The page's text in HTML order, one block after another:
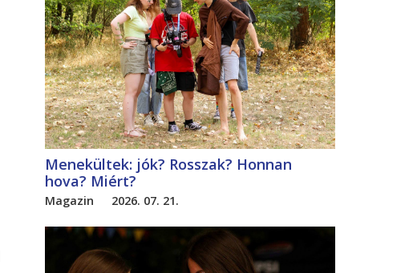
Menekültek: jók? Rosszak? Honnan
hova? Miért?
Magazin 2026. 07. 21.